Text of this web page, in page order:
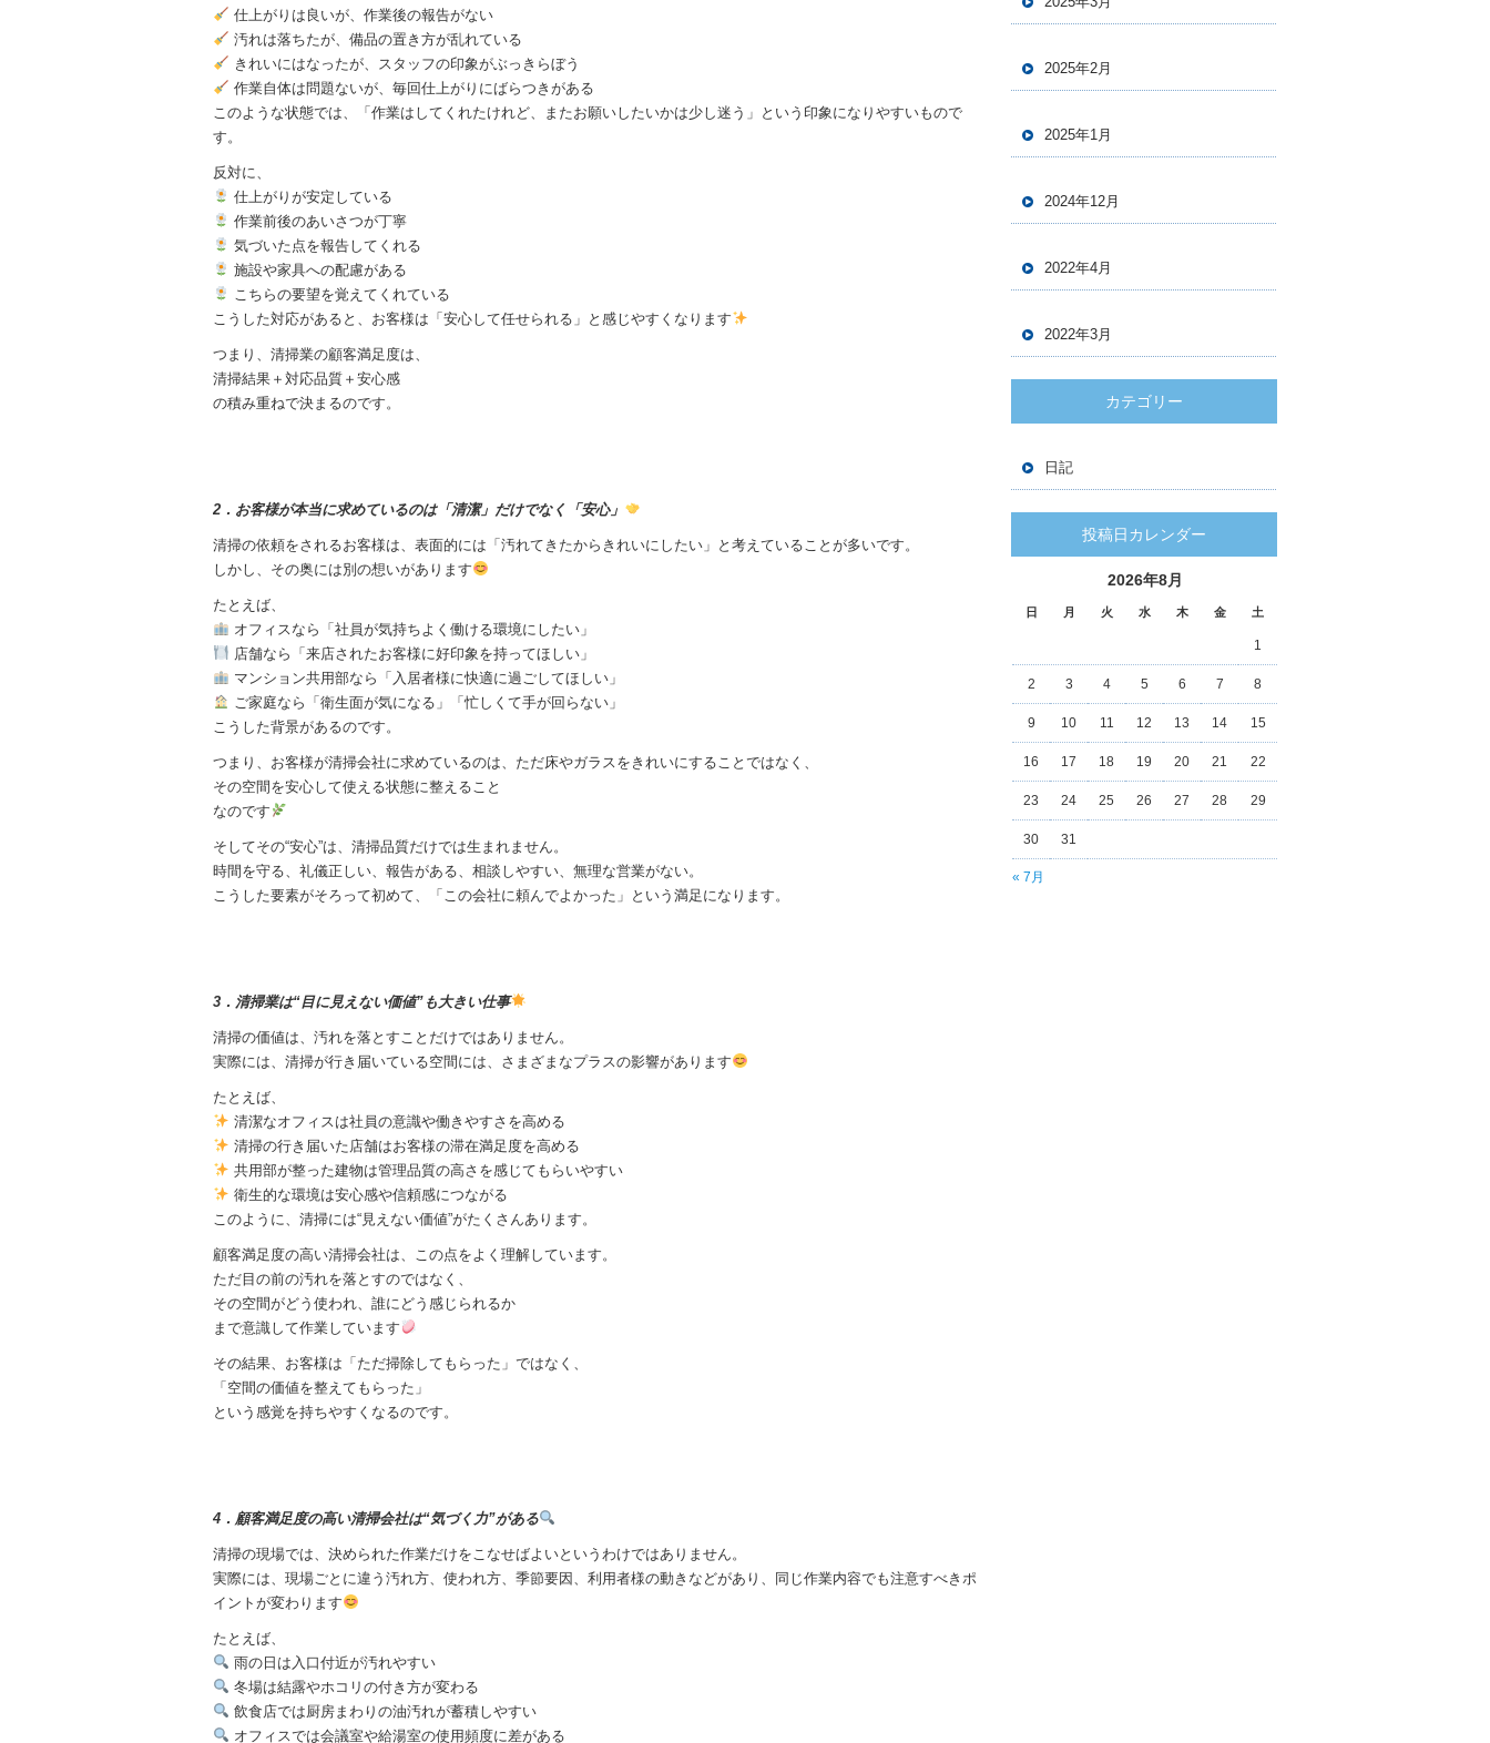
仕上がりは良いが、作業後の報告がない
汚れは落ちたが、備品の置き方が乱れている
きれいにはなったが、スタッフの印象がぶっきらぼう
作業自体は問題ないが、毎回仕上がりにばらつきがある
このような状態では、「作業はしてくれたけれど、またお願いしたいかは少し迷う」という印象になりやすいもので
す。
反対に、
仕上がりが安定している
作業前後のあいさつが丁寧
気づいた点を報告してくれる
施設や家具への配慮がある
こちらの要望を覚えてくれている
こうした対応があると、お客様は「安心して任せられる」と感じやすくなります
つまり、清掃業の顧客満足度は、
清掃結果＋対応品質＋安心感
の積み重ねで決まるのです。
2．お客様が本当に求めているのは「清潔」だけでなく「安心」
清掃の依頼をされるお客様は、表面的には「汚れてきたからきれいにしたい」と考えていることが多いです。
しかし、その奥には別の想いがあります
たとえば、
オフィスなら「社員が気持ちよく働ける環境にしたい」
店舗なら「来店されたお客様に好印象を持ってほしい」
マンション共用部なら「入居者様に快適に過ごしてほしい」
ご家庭なら「衛生面が気になる」「忙しくて手が回らない」
こうした背景があるのです。
つまり、お客様が清掃会社に求めているのは、ただ床やガラスをきれいにすることではなく、
その空間を安心して使える状態に整えること
なのです
そしてその“安心”は、清掃品質だけでは生まれません。
時間を守る、礼儀正しい、報告がある、相談しやすい、無理な営業がない。
こうした要素がそろって初めて、「この会社に頼んでよかった」という満足になります。
3．清掃業は“目に見えない価値”も大きい仕事
清掃の価値は、汚れを落とすことだけではありません。
実際には、清掃が行き届いている空間には、さまざまなプラスの影響があります
たとえば、
清潔なオフィスは社員の意識や働きやすさを高める
清掃の行き届いた店舗はお客様の滞在満足度を高める
共用部が整った建物は管理品質の高さを感じてもらいやすい
衛生的な環境は安心感や信頼感につながる
このように、清掃には“見えない価値”がたくさんあります。
顧客満足度の高い清掃会社は、この点をよく理解しています。
ただ目の前の汚れを落とすのではなく、
その空間がどう使われ、誰にどう感じられるか
まで意識して作業しています
その結果、お客様は「ただ掃除してもらった」ではなく、
「空間の価値を整えてもらった」
という感覚を持ちやすくなるのです。
4．顧客満足度の高い清掃会社は“気づく力”がある
清掃の現場では、決められた作業だけをこなせばよいというわけではありません。
実際には、現場ごとに違う汚れ方、使われ方、季節要因、利用者様の動きなどがあり、同じ作業内容でも注意すべきポ
イントが変わります
たとえば、
雨の日は入口付近が汚れやすい
冬場は結露やホコリの付き方が変わる
飲食店では厨房まわりの油汚れが蓄積しやすい
オフィスでは会議室や給湯室の使用頻度に差がある
2025年2月
2025年1月
2024年12月
2022年4月
2022年3月
カテゴリー
日記
投稿日カレンダー
2026年8月
日 月 火 水 木 金 土
« 7月
1
2 3 4 5 6 7 8
9 10 11 12 13 14 15
16 17 18 19 20 21 22
23 24 25 26 27 28 29
30 31